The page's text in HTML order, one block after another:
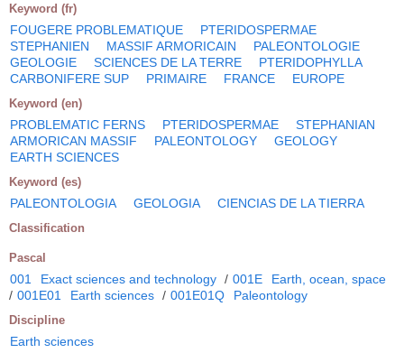
Keyword (fr)
FOUGERE PROBLEMATIQUE
PTERIDOSPERMAE
STEPHANIEN
MASSIF ARMORICAIN
PALEONTOLOGIE
GEOLOGIE
SCIENCES DE LA TERRE
PTERIDOPHYLLA
CARBONIFERE SUP
PRIMAIRE FRANCE EUROPE
Keyword (en)
PROBLEMATIC FERNS PTERIDOSPERMAE
STEPHANIAN
ARMORICAN MASSIF
PALEONTOLOGY
GEOLOGY
EARTH SCIENCES
Keyword (es)
PALEONTOLOGIA GEOLOGIA CIENCIAS DE LA TIERRA
Classification
Pascal
001 Exact sciences and technology / 001E
Earth, ocean, space
/ 001E01 Earth sciences / 001E01Q Paleontology
Discipline
Earth sciences